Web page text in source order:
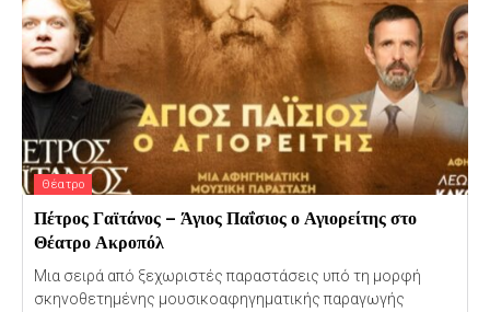
Θέατρο
Πέτρος Γαϊτάνος – Άγιος Παΐσιος ο Αγιορείτης στο
Θέατρο Ακροπόλ
Μια σειρά από ξεχωριστές παραστάσεις υπό τη μορφή
σκηνοθετημένης μουσικοαφηγηματικής παραγωγής